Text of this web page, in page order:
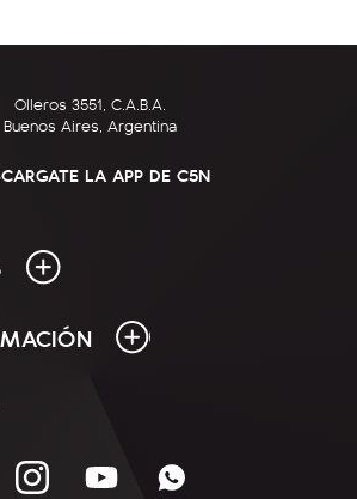
Olleros 3551, C.A.B.A.
Buenos Aires, Argentina
LA APP DE C5N